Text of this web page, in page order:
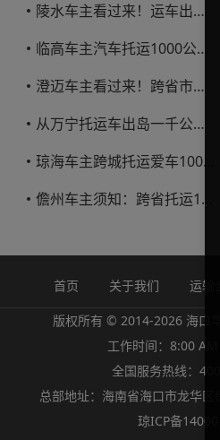
陵水车主看过来！运车出岛一千公里，这笔账得这么算
临高车主汽车托运1000公里省钱避坑指南
澄迈车主看过来！跨省市托运私家车，这些账得算明白
从万宁托运车出岛一千公里，这笔钱该怎么花才不踩坑
琼海车主跨城托运爱车1000公里费用解析
儋州车主须知：跨省托运1000公里费用怎么算？
首页 关于我们 运输
版权所有 © 2014-2026 海口
工作时间：8:00 AM
全国服务热线：
总部地址：海南省海口市龙华区
琼ICP备